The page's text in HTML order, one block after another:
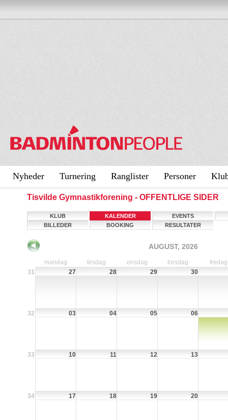
Nyheder Turnering Ranglister Personer
Tisvilde Gymnastikforening - OFFENTLIGE SIDER
KLUB KALENDER
EVENTS
BILLEDER
BOOKING RESULTATER
AUGUST, 2026
mandag tirsdag onsdag torsdag
fredag
31
27 28 29 30
32 03 04 05 06
33 10 11 12 13
34 17 18 19 20